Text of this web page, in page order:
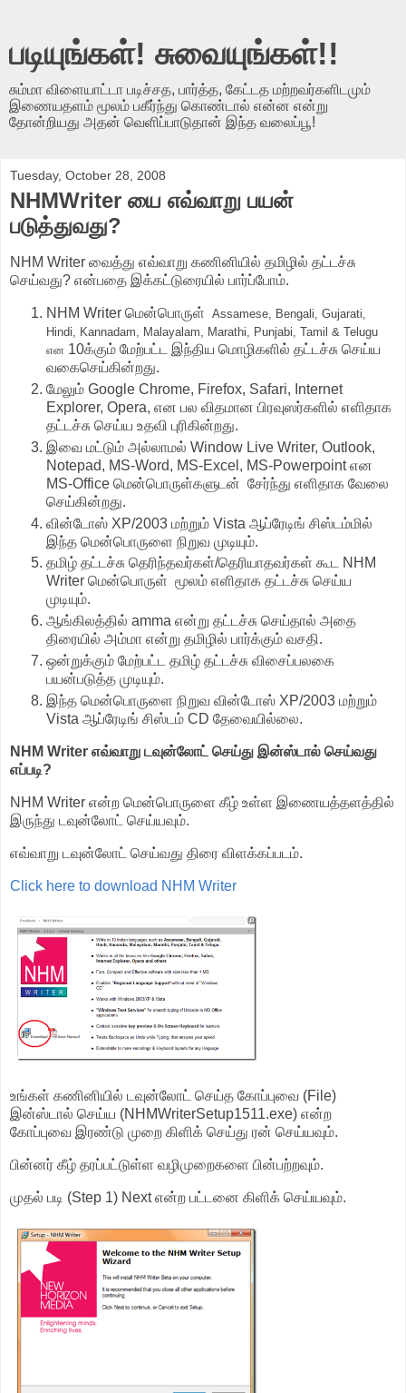
படியுங்கள்! சுவையுங்கள்!!
சும்மா விளையாட்டா படிச்சத, பார்த்த, கேட்டத மற்றவர்களிடமும்
இணையதளம் மூலம் பகீர்ந்து கொண்டால் என்ன என்று
தோன்றியது அதன் வெளிப்பாடுதான் இந்த வலைப்பூ!
Tuesday, October 28, 2008
NHMWriter யை எவ்வாறு பயன்
படுத்துவது?
NHM Writer வைத்து எவ்வாறு கணினியில் தமிழில் தட்டச்சு
செய்வது? என்பதை இக்கட்டுரையில் பார்ப்போம்.
NHM Writer மென்பொருள் Assamese, Bengali, Gujarati,
Hindi, Kannadam, Malayalam, Marathi, Punjabi, Tamil & Telugu
என 10க்கும் மேற்பட்ட இந்திய மொழிகளில் தட்டச்சு செய்ய
வகைசெய்கின்றது.
மேலும் Google Chrome, Firefox, Safari, Internet
Explorer, Opera, என பல விதமான பிரவுஸர்களில் எளிதாக
தட்டச்சு செய்ய உதவி புரிகின்றது.
இவை மட்டும் அல்லாமல் Window Live Writer, Outlook,
Notepad, MS-Word, MS-Excel, MS-Powerpoint என
MS-Office மென்பொருள்களுடன் சேர்ந்து எளிதாக வேலை
செய்கின்றது.
வின்டோஸ் XP/2003 மற்றும் Vista ஆப்ரேடிங் சிஸ்டம்மில்
இந்த மென்பொருளை நிறுவ முடியும்.
தமிழ் தட்டச்சு தெரிந்தவர்கள்/தெரியாதவர்கள் கூட NHM
Writer மென்பொருள் மூலம் எளிதாக தட்டச்சு செய்ய
முடியும்.
ஆங்கிலத்தில் amma என்று தட்டச்சு செய்தால் அதை
திரையில் அம்மா என்று தமிழில் பார்க்கும் வசதி.
ஒன்றுக்கும் மேற்பட்ட தமிழ் தட்டச்சு விசைப்பலகை
பயன்படுத்த முடியும்.
இந்த மென்பொருளை நிறுவ வின்டோஸ் XP/2003 மற்றும்
Vista ஆப்ரேடிங் சிஸ்டம் CD தேவையில்லை.
NHM Writer எவ்வாறு டவுன்லோட் செய்து இன்ஸ்டால் செய்வது
எப்படி?
NHM Writer என்ற மென்பொருளை கீழ் உள்ள இணையத்தளத்தில்
இருந்து டவுன்லோட் செய்யவும்.
எவ்வாறு டவுன்லோட் செய்வது திரை விளக்கப்படம்.
Click here to download NHM Writer
உங்கள் கணினியில் டவுன்லோட் செய்த கோப்புவை (File)
இன்ஸ்டால் செய்ய (NHMWriterSetup1511.exe) என்ற
கோப்புவை இரண்டு முறை கிளிக் செய்து ரன் செய்யவும்.
பின்னர் கீழ் தரப்பட்டுள்ள வழிமுறைகளை பின்பற்றவும்.
முதல் படி (Step 1) Next என்ற பட்டனை கிளிக் செய்யவும்.